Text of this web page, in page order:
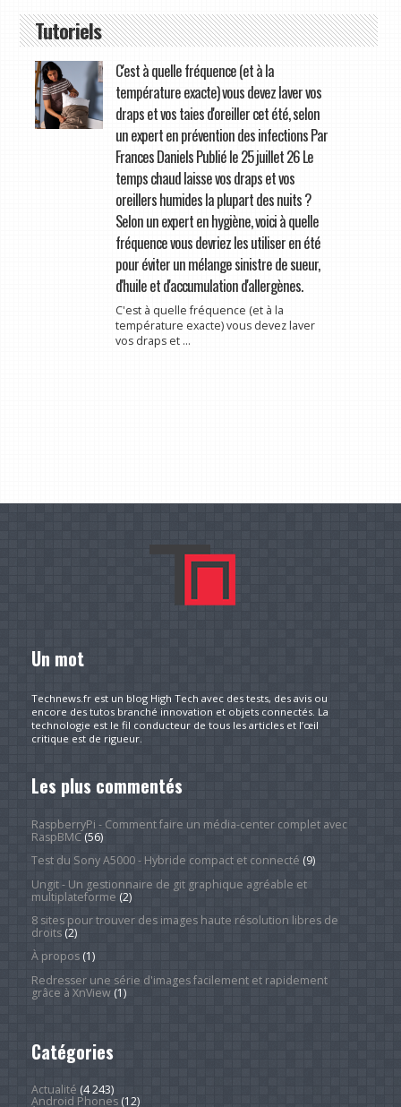
Tutoriels
C'est à quelle fréquence (et à la
température exacte) vous devez laver vos
draps et vos taies d'oreiller cet été, selon
un expert en prévention des infections Par
Frances Daniels Publié le 25 juillet 26 Le
temps chaud laisse vos draps et vos
oreillers humides la plupart des nuits ?
Selon un expert en hygiène, voici à quelle
fréquence vous devriez les utiliser en été
pour éviter un mélange sinistre de sueur,
d'huile et d'accumulation d'allergènes.
C'est à quelle fréquence (et à la
température exacte) vous devez laver
vos draps et ...
Un mot
Technews.fr est un blog High Tech avec des tests, des avis ou
encore des tutos branché innovation et objets connectés. La
technologie est le fil conducteur de tous les articles et l’œil
critique est de rigueur.
Les plus commentés
RaspberryPi - Comment faire un média-center complet avec
RaspBMC(56)
Test du Sony A5000 - Hybride compact et connecté (9)
Ungit - Un gestionnaire de git graphique agréable et
multiplateforme (2)
8 sites pour trouver des images haute résolution libres de
droits(2)
À propos(1)
Redresser une série d'images facilement et rapidement
grâce à XnView(1)
Catégories
Actualité (4 243)
Android Phones(12)